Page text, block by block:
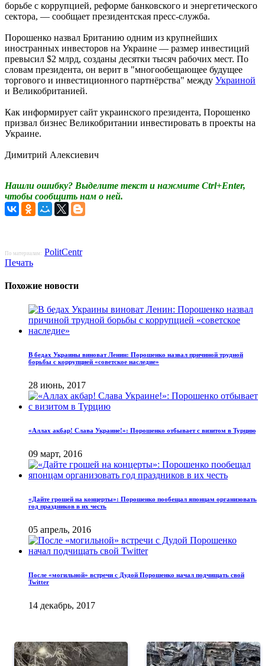
борьбе с коррупцией, реформе банковского и энергетического
сектора, — сообщает президентская пресс-служба.
Порошенко назвал Британию одним из крупнейших
иностранных инвесторов на Украине — размер инвестиций
превысил $2 млрд, созданы десятки тысяч рабочих мест. По
словам президента, он верит в "многообещающее будущее
торгового и инвестиционного партнёрства" между Украиной
и Великобританией.
Как информирует сайт украинского президента, Порошенко
призвал бизнес Великобритании инвестировать в проекты на
Украине.
Димитрий Алексиевич
Нашли ошибку? Выделите текст и нажмите Ctrl+Enter,
чтобы сообщить нам о ней.
По материалам: PolitCentr
Печать
Похожие новости
В бедах Украины виноват Ленин: Порошенко назвал причиной трудной
борьбы с коррупцией «советское наследие»
28 июнь, 2017
«Аллах акбар! Слава Украине!»: Порошенко отбывает с визитом в Турцию
09 март, 2016
«Дайте грошей на концерты»: Порошенко пообещал японцам организовать
год праздников в их честь
05 апрель, 2016
После «могильной» встречи с Дудой Порошенко начал подчищать свой
Twitter
14 декабрь, 2017